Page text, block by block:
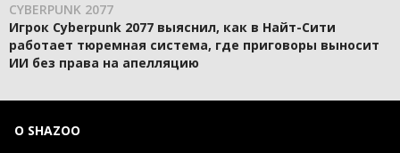
CYBERPUNK 2077
Игрок Cyberpunk 2077 выяснил, как в Найт-Сити
работает тюремная система, где приговоры выносит
ИИ без права на апелляцию
О SHAZOO